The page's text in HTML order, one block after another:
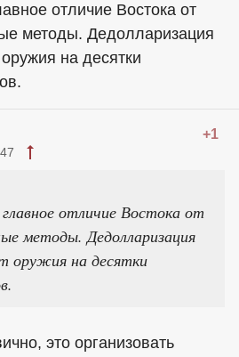
отличие Востока от
методы. Дедолларизация
на десятки
+1
отличие Востока от
методы. Дедолларизация
оружия на десятки
это организовать